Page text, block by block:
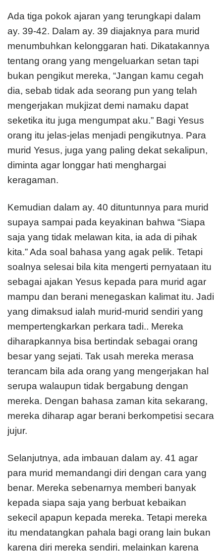
Ada tiga pokok ajaran yang terungkapi dalam
ay. 39-42. Dalam ay. 39 diajaknya para murid
menumbuhkan kelonggaran hati. Dikatakannya
tentang orang yang mengeluarkan setan tapi
bukan pengikut mereka, “Jangan kamu cegah
dia, sebab tidak ada seorang pun yang telah
mengerjakan mukjizat demi namaku dapat
seketika itu juga mengumpat aku.” Bagi Yesus
orang itu jelas-jelas menjadi pengikutnya. Para
murid Yesus, juga yang paling dekat sekalipun,
diminta agar longgar hati menghargai
keragaman.
Kemudian dalam ay. 40 dituntunnya para murid
supaya sampai pada keyakinan bahwa “Siapa
saja yang tidak melawan kita, ia ada di pihak
kita.” Ada soal bahasa yang agak pelik. Tetapi
soalnya selesai bila kita mengerti pernyataan itu
sebagai ajakan Yesus kepada para murid agar
mampu dan berani menegaskan kalimat itu. Jadi
yang dimaksud ialah murid-murid sendiri yang
mempertengkarkan perkara tadi.. Mereka
diharapkannya bisa bertindak sebagai orang
besar yang sejati. Tak usah mereka merasa
terancam bila ada orang yang mengerjakan hal
serupa walaupun tidak bergabung dengan
mereka. Dengan bahasa zaman kita sekarang,
mereka diharap agar berani berkompetisi secara
jujur.
Selanjutnya, ada imbauan dalam ay. 41 agar
para murid memandangi diri dengan cara yang
benar. Mereka sebenarnya memberi banyak
kepada siapa saja yang berbuat kebaikan
sekecil apapun kepada mereka. Tetapi mereka
itu mendatangkan pahala bagi orang lain bukan
karena diri mereka sendiri, melainkan karena